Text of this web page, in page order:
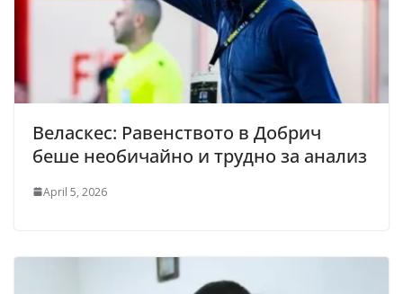
Веласкес: Равенството в Добрич
беше необичайно и трудно за анализ
April 5, 2026